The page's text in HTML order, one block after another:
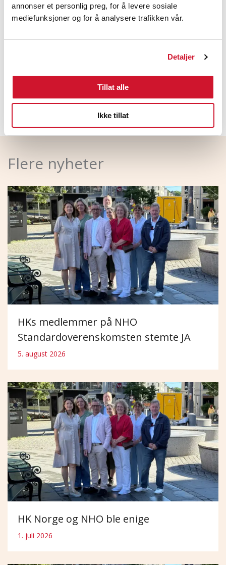
annonser et personlig preg, for å levere sosiale
mediefunksjoner og for å analysere trafikken vår.
Detaljer
Tillat alle
Ikke tillat
drøftinger er avholdt.
Arbeidsgivers lønnsplikt gjelder ikke ved permittering
som følge av arbeidskamp, jf. lov om lønnsplikt ved
Facebook
Flere nyheter
HKs medlemmer på NHO
Standardoverenskomsten stemte JA
5. august 2026
HK Norge og NHO ble enige
1. juli 2026